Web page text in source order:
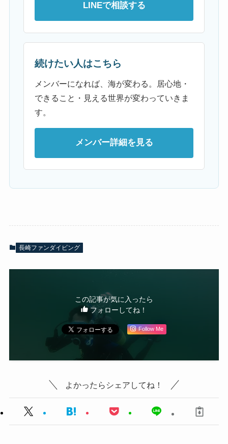
LINEで相談する
続けたい人はこちら
メンバーになれば、海が変わる。居心地・
できること・見える世界が変わっていきま
す。
メンバー詳細を見る
長崎ファンダイビング
この記事が気に入ったら
フォローしてね！
Follow Me
よかったらシェアしてね！